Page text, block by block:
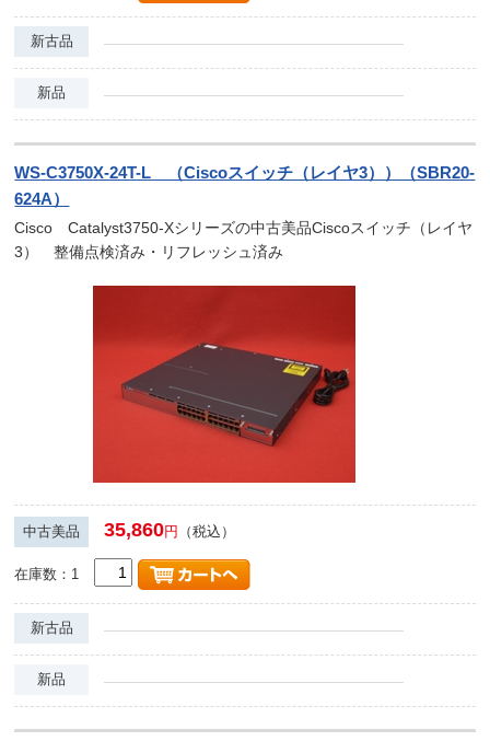
新古品
新品
WS-C3750X-24T-L （Ciscoスイッチ（レイヤ3））（SBR20-
624A）
Cisco Catalyst3750-Xシリーズの中古美品Ciscoスイッチ（レイヤ
3） 整備点検済み・リフレッシュ済み
中古美品 35,860円 （税込）
在庫数：1
新古品
新品